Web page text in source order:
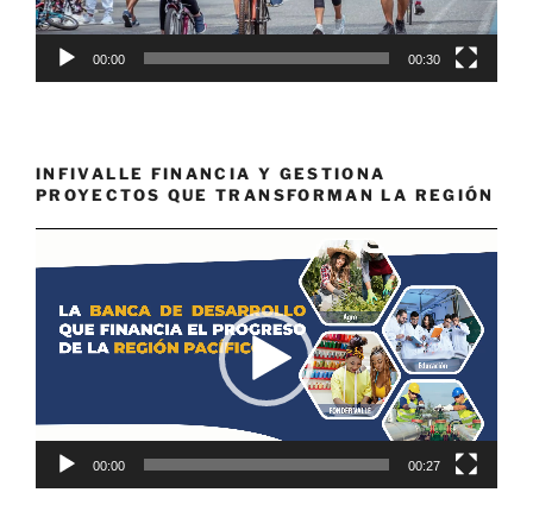
00:00 00:30
INFIVALLE FINANCIA Y GESTIONA
PROYECTOS QUE TRANSFORMAN LA REGIÓN
de
00:00 00:27